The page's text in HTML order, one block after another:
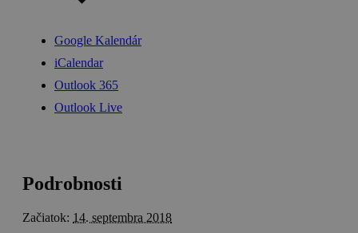
Google Kalendár
iCalendar
Outlook 365
Outlook Live
Podrobnosti
Začiatok: 14. septembra 2018